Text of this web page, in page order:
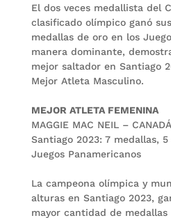
El dos veces medallista del
clasificado olímpico ganó
medallas de oro en los
manera dominante,
mejor saltador en Santiago
Mejor Atleta Masculino.
MEJOR ATLETA FEMENINA
MAGGIE MAC NEIL –
Santiago 2023: 7 medallas,
Juegos Panamericanos
La campeona olímpica y
alturas en Santiago 2023,
mayor cantidad de